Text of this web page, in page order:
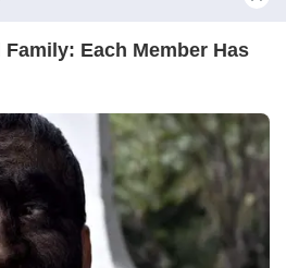
Dow Jones NASDAQ 100 Nikkei 225
Aktien:
One Technologies Rogue Resources
International
Werbung-
Barrierefreiheit
- Privatsphäre-Einstellungen
Each Member Has